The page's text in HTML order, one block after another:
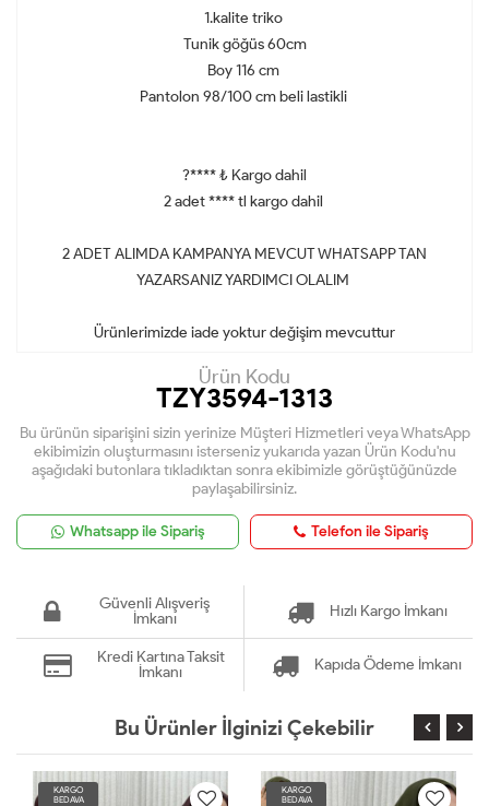
1.kalite triko
Tunik göğüs 60cm
Boy 116 cm
Pantolon 98/100 cm beli lastikli
?**** ₺ Kargo dahil
2 adet **** tl kargo dahil
2 ADET ALIMDA KAMPANYA MEVCUT WHATSAPP TAN
YAZARSANIZ YARDIMCI OLALIM
Ürünlerimizde iade yoktur değişim mevcuttur
Ürün Kodu
TZY3594-1313
Bu ürünün siparişini sizin yerinize Müşteri Hizmetleri veya WhatsApp
ekibimizin oluşturmasını isterseniz yukarıda yazan Ürün Kodu'nu
aşağıdaki butonlara tıkladıktan sonra ekibimizle görüştüğünüzde
paylaşabilirsiniz.
Whatsapp ile Sipariş Telefon ile Sipariş
Güvenli Alışveriş
İmkanı
Hızlı Kargo İmkanı
Kredi Kartına Taksit
İmkanı
Kapıda Ödeme İmkanı
Bu Ürünler İlginizi Çekebilir
KARGO
BEDAVA
KARGO
BEDAVA